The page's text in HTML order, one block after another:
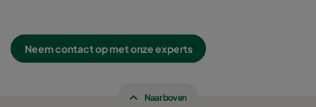
Neem contact op met onze experts
Naar boven